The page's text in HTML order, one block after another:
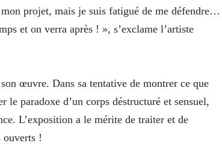
projet, mais je suis fatigué de me défendre…
et on verra après ! », s’exclame l’artiste
œuvre. Dans sa tentative de montrer ce que
paradoxe d’un corps déstructuré et sensuel,
L’exposition a le mérite de traiter et de
ouverts !